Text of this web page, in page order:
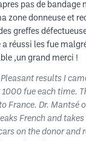
pas de bandage
zone donneuse et
greffes
a réussi les fue
,un grand merci !
Pleasant results I
fue each time.
France. Dr. Mantsé
French and
on the donor and